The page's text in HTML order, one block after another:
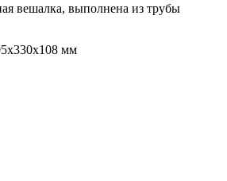
вешалка, выполнена из трубы
мм